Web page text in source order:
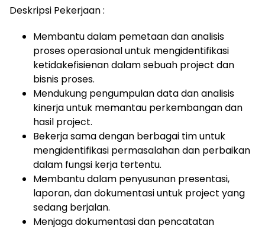
Deskripsi Pekerjaan :
Membantu dalam pemetaan dan analisis
proses operasional untuk mengidentifikasi
ketidakefisienan dalam sebuah project dan
bisnis proses.
Mendukung pengumpulan data dan analisis
kinerja untuk memantau perkembangan dan
hasil project.
Bekerja sama dengan berbagai tim untuk
mengidentifikasi permasalahan dan perbaikan
dalam fungsi kerja tertentu.
Membantu dalam penyusunan presentasi,
laporan, dan dokumentasi untuk project yang
sedang berjalan.
Menjaga dokumentasi dan pencatatan